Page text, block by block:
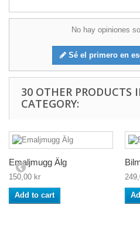
No hay opiniones
Sé el primero en
30 OTHER PRODUCTS
CATEGORY:
Emaljmugg Älg
150,00 kr
Add to cart